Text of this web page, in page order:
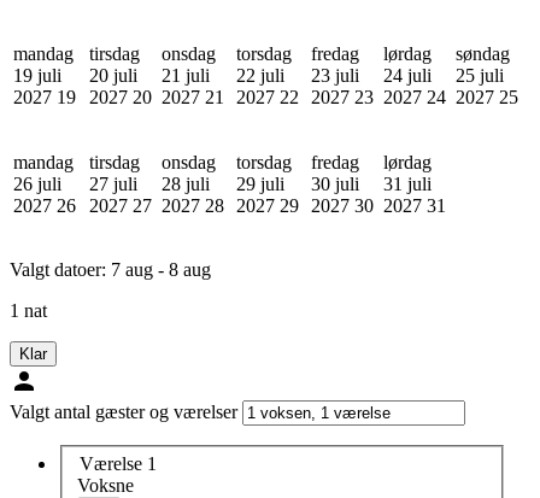
mandag
19 juli
2027 19
tirsdag
20 juli
2027 20
onsdag
21 juli
2027 21
torsdag
22 juli
2027 22
fredag
23 juli
2027 23
lørdag
24 juli
2027 24
søndag
25 juli
2027 25
mandag
26 juli
2027 26
tirsdag
27 juli
2027 27
onsdag
28 juli
2027 28
torsdag
29 juli
2027 29
fredag
30 juli
2027 30
lørdag
31 juli
2027 31
Valgt datoer: 7 aug - 8 aug
1 nat
Klar
Valgt antal gæster og værelser
Værelse 1
Voksne